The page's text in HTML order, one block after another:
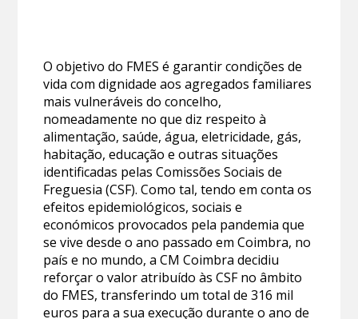
O objetivo do FMES é garantir condições de
vida com dignidade aos agregados familiares
mais vulneráveis do concelho,
nomeadamente no que diz respeito à
alimentação, saúde, água, eletricidade, gás,
habitação, educação e outras situações
identificadas pelas Comissões Sociais de
Freguesia (CSF). Como tal, tendo em conta os
efeitos epidemiológicos, sociais e
económicos provocados pela pandemia que
se vive desde o ano passado em Coimbra, no
país e no mundo, a CM Coimbra decidiu
reforçar o valor atribuído às CSF no âmbito
do FMES, transferindo um total de 316 mil
euros para a sua execução durante o ano de